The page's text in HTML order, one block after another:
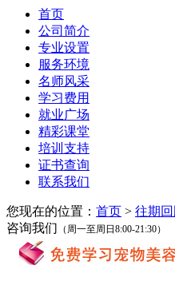
首页
公司简介
专业设置
服务环境
名师风采
学习费用
就业广场
精彩课堂
培训支持
证书查询
联系我们
您现在的位置： 首页 > 往期
咨询我们 （周一至周日8:00-21:30）